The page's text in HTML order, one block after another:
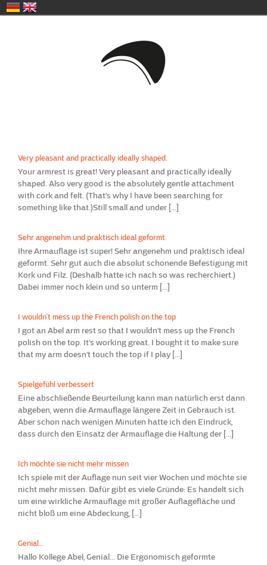
Very pleasant and practically ideally shaped.
Your armrest is great! Very pleasant and practically ideally
shaped. Also very good is the absolutely gentle attachment
with cork and felt. (That's why I have been searching for
something like that.)Still small and under [...]
Sehr angenehm und praktisch ideal geformt.
Ihre Armauflage ist super! Sehr angenehm und praktisch ideal
geformt. Sehr gut auch die absolut schonende Befestigung mit
Kork und Filz. (Deshalb hatte ich nach so was recherchiert.)
Dabei immer noch klein und so unterm [...]
I wouldn’t mess up the French polish on the top
I got an Abel arm rest so that I wouldn't mess up the French
polish on the top. It's working great. I bought it to make sure
that my arm doesn't touch the top if I play [...]
Spielgefühl verbessert
Eine abschließende Beurteilung kann man natürlich erst dann
abgeben, wenn die Armauflage längere Zeit in Gebrauch ist.
Aber schon nach wenigen Minuten hatte ich den Eindruck,
dass durch den Einsatz der Armauflage die Haltung der [...]
Ich möchte sie nicht mehr missen
Ich spiele mit der Auflage nun seit vier Wochen und möchte sie
nicht mehr missen. Dafür gibt es viele Gründe: Es handelt sich
um eine wirkliche Armauflage mit großer Auflagefläche und
nicht bloß um eine Abdeckung, [...]
Genial…
Hallo Kollege Abel, Genial... Die Ergonomisch geformte